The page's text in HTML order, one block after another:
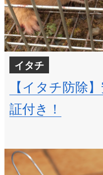
イタチ
【イタチ防除
証付き！